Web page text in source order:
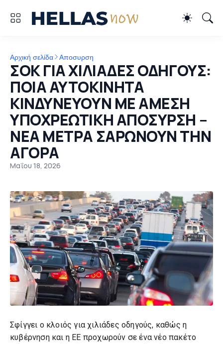
Αρχική σελίδα Αποσυρση
ΣΟΚ ΓΙΑ ΧΙΛΙΑΔΕΣ ΟΔΗΓΟΥΣ:
ΠΟΙΑ ΑΥΤΟΚΙΝΗΤΑ
ΚΙΝΔΥΝΕΥΟΥΝ ΜΕ ΑΜΕΣΗ
ΥΠΟΧΡΕΩΤΙΚΗ ΑΠΟΣΥΡΣΗ –
ΝΕΑ ΜΕΤΡΑ ΣΑΡΩΝΟΥΝ ΤΗΝ
ΑΓΟΡΑ
Μαΐου 18, 2026
Σφίγγει ο κλοιός για χιλιάδες οδηγούς, καθώς η
κυβέρνηση και η ΕΕ προχωρούν σε ένα νέο πακέτο